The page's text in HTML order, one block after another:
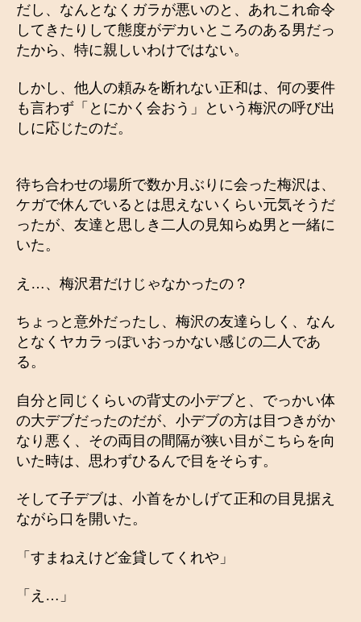
だし、なんとなくガラが悪いのと、あれこれ命令
してきたりして態度がデカいところのある男だっ
たから、特に親しいわけではない。
しかし、他人の頼みを断れない正和は、何の要件
も言わず「とにかく会おう」という梅沢の呼び出
しに応じたのだ。
待ち合わせの場所で数か月ぶりに会った梅沢は、
ケガで休んでいるとは思えないくらい元気そうだ
ったが、友達と思しき二人の見知らぬ男と一緒に
いた。
え…、梅沢君だけじゃなかったの？
ちょっと意外だったし、梅沢の友達らしく、なん
となくヤカラっぽいおっかない感じの二人であ
る。
自分と同じくらいの背丈の小デブと、でっかい体
の大デブだったのだが、小デブの方は目つきがか
なり悪く、その両目の間隔が狭い目がこちらを向
いた時は、思わずひるんで目をそらす。
そして子デブは、小首をかしげて正和の目見据え
ながら口を開いた。
「すまねえけど金貸してくれや」
「え…」